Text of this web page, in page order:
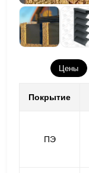
Цены
Покрытие
ПЭ